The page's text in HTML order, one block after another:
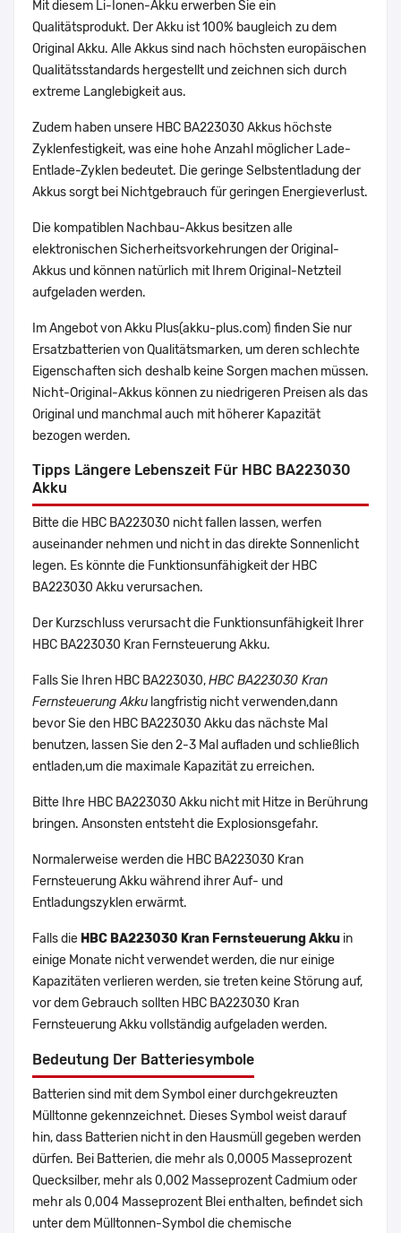
Mit diesem Li-Ionen-Akku erwerben Sie ein
Qualitätsprodukt. Der Akku ist 100% baugleich zu dem
Original Akku. Alle Akkus sind nach höchsten europäischen
Qualitätsstandards hergestellt und zeichnen sich durch
extreme Langlebigkeit aus.
Zudem haben unsere HBC BA223030 Akkus höchste
Zyklenfestigkeit, was eine hohe Anzahl möglicher Lade-
Entlade-Zyklen bedeutet. Die geringe Selbstentladung der
Akkus sorgt bei Nichtgebrauch für geringen Energieverlust.
Die kompatiblen Nachbau-Akkus besitzen alle
elektronischen Sicherheitsvorkehrungen der Original-
Akkus und können natürlich mit Ihrem Original-Netzteil
aufgeladen werden.
Im Angebot von Akku Plus(akku-plus.com) finden Sie nur
Ersatzbatterien von Qualitätsmarken, um deren schlechte
Eigenschaften sich deshalb keine Sorgen machen müssen.
Nicht-Original-Akkus können zu niedrigeren Preisen als das
Original und manchmal auch mit höherer Kapazität
bezogen werden.
Tipps Längere Lebenszeit Für HBC BA223030
Akku
Bitte die HBC BA223030 nicht fallen lassen, werfen
auseinander nehmen und nicht in das direkte Sonnenlicht
legen. Es könnte die Funktionsunfähigkeit der HBC
BA223030 Akku verursachen.
Der Kurzschluss verursacht die Funktionsunfähigkeit Ihrer
HBC BA223030 Kran Fernsteuerung Akku.
Falls Sie Ihren HBC BA223030,HBC BA223030 Kran
Fernsteuerung Akku langfristig nicht verwenden,dann
bevor Sie den HBC BA223030 Akku das nächste Mal
benutzen, lassen Sie den 2-3 Mal aufladen und schließlich
entladen,um die maximale Kapazität zu erreichen.
Bitte Ihre HBC BA223030 Akku nicht mit Hitze in Berührung
bringen. Ansonsten entsteht die Explosionsgefahr.
Normalerweise werden die HBC BA223030 Kran
Fernsteuerung Akku während ihrer Auf- und
Entladungszyklen erwärmt.
Falls die HBC BA223030 Kran Fernsteuerung Akku in
einige Monate nicht verwendet werden, die nur einige
Kapazitäten verlieren werden, sie treten keine Störung auf,
vor dem Gebrauch sollten HBC BA223030 Kran
Fernsteuerung Akku vollständig aufgeladen werden.
Bedeutung Der Batteriesymbole
Batterien sind mit dem Symbol einer durchgekreuzten
Mülltonne gekennzeichnet. Dieses Symbol weist darauf
hin, dass Batterien nicht in den Hausmüll gegeben werden
dürfen. Bei Batterien, die mehr als 0,0005 Masseprozent
Quecksilber, mehr als 0,002 Masseprozent Cadmium oder
mehr als 0,004 Masseprozent Blei enthalten, befindet sich
unter dem Mülltonnen-Symbol die chemische